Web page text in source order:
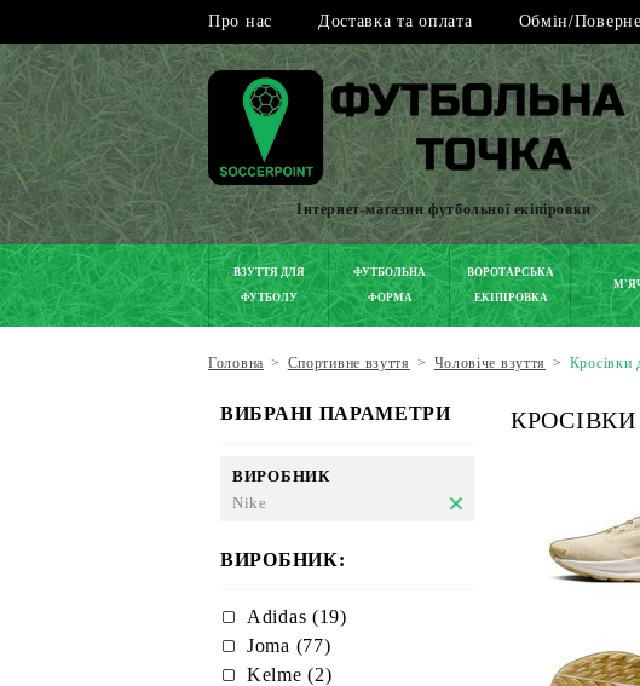
Про нас Доставка та оплата Обмін/
Інтернет-магазин футбольної екіпіровки
ВЗУТТЯ ДЛЯ
ФУТБОЛУ
ФУТБОЛЬНА
ФОРМА
ВОРОТАРСЬКА
ЕКІПІРОВКА
Головна > Спортивне взуття > Чоловіче взуття > Кросівки
ВИБРАНІ ПАРАМЕТРИ
ВИРОБНИК
Nike
ВИРОБНИК:
Adidas (19)
Joma (77)
Kelme (2)
КРОСІВКИ